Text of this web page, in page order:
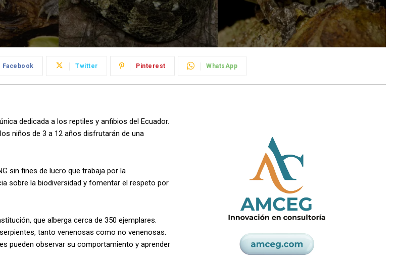
Facebook Twitter Pinterest WhatsApp
dedicada a los reptiles y anfibios del Ecuador.
niños de 3 a 12 años disfrutarán de una
sin fines de lucro que trabaja por la
sobre la biodiversidad y fomentar el respeto por
que alberga cerca de 350 ejemplares.
tanto venenosas como no venenosas.
pueden observar su comportamiento y aprender